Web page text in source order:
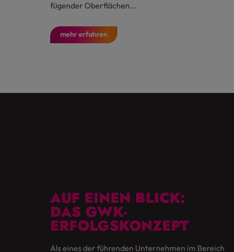
fügender Oberflächen...
mehr erfahren
AUF EINEN BLICK:
DAS GWK-
ERFOLGSKONZEPT
Als eines der führenden Unternehmen im Bereich